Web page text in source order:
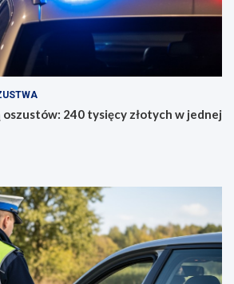
240 tysięcy złotych w jednej